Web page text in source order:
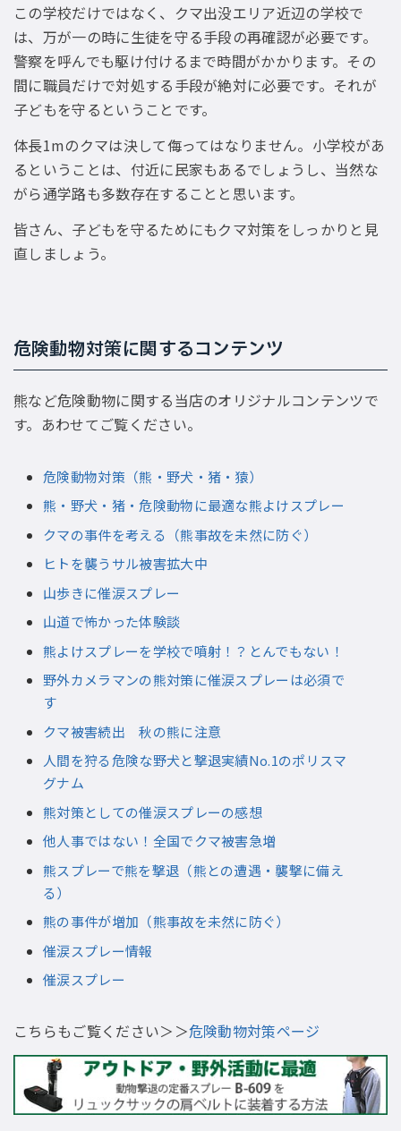
この学校だけではなく、クマ出没エリア近辺の学校で
は、万が一の時に生徒を守る手段の再確認が必要です。
警察を呼んでも駆け付けるまで時間がかかります。その
間に職員だけで対処する手段が絶対に必要です。それが
子どもを守るということです。
体長1mのクマは決して侮ってはなりません。小学校があ
るということは、付近に民家もあるでしょうし、当然な
がら通学路も多数存在することと思います。
皆さん、子どもを守るためにもクマ対策をしっかりと見
直しましょう。
危険動物対策に関するコンテンツ
熊など危険動物に関する当店のオリジナルコンテンツで
す。あわせてご覧ください。
危険動物対策（熊・野犬・猪・猿）
熊・野犬・猪・危険動物に最適な熊よけスプレー
クマの事件を考える（熊事故を未然に防ぐ）
ヒトを襲うサル被害拡大中
山歩きに催涙スプレー
山道で怖かった体験談
熊よけスプレーを学校で噴射！？とんでもない！
野外カメラマンの熊対策に催涙スプレーは必須で
す
クマ被害続出 秋の熊に注意
人間を狩る危険な野犬と撃退実績No.1のポリスマ
グナム
熊対策としての催涙スプレーの感想
他人事ではない！全国でクマ被害急増
熊スプレーで熊を撃退（熊との遭遇・襲撃に備え
る）
熊の事件が増加（熊事故を未然に防ぐ）
催涙スプレー情報
催涙スプレー
こちらもご覧ください＞＞危険動物対策ページ